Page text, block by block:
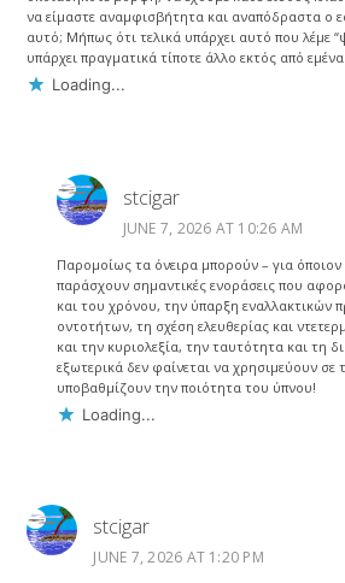
να είμαστε αναμφισβήτητα και αναπόδραστα ο
αυτό; Μήπως ότι τελικά υπάρχει αυτό που λέμε
υπάρχει πραγματικά τίποτε άλλο εκτός από εμένα
Loading...
stcigar
JUNE 7, 2026 AT 10:26 AM
Παρομοίως τα όνειρα μπορούν – για όποιον
παράσχουν σημαντικές ενοράσεις που
και του χρόνου, την ύπαρξη εναλλακτικών
οντοτήτων, τη σχέση ελευθερίας και
και την κυριολεξία, την ταυτότητα και τη
εξωτερικά δεν φαίνεται να χρησιμεύουν σε
υποβαθμίζουν την ποιότητα του ύπνου!
Loading...
stcigar
JUNE 7, 2026 AT 1:20 PM